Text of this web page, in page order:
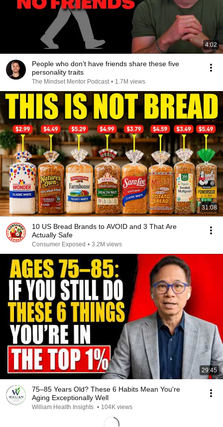
4:02
People who don’t have friends share these five
personality traits
The Mindset Mentor Podcast • 1.7M views
31:08
10 US Bread Brands to AVOID and 3 That Are
Actually Safe
Consumer Exposed • 3.2M views
29:45
75–85 Years Old? These 6 Habits Mean You're
Aging Exceptionally Well
William Health Insights • 104K views